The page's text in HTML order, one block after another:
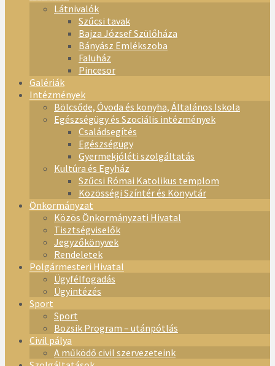
Látnivalók
Szűcsi tavak
Bajza József Szülőháza
Bányász Emlékszoba
Faluház
Pincesor
Galériák
Intézmények
Bölcsőde, Óvoda és konyha, Általános Iskola
Egészségügy és Szociális intézmények
Családsegítés
Egészségügy
Gyermekjóléti szolgáltatás
Kultúra és Egyház
Szűcsi Római Katolikus templom
Közösségi Színtér és Könyvtár
Önkormányzat
Közös Önkormányzati Hivatal
Tisztségviselők
Jegyzőkönyvek
Rendeletek
Polgármesteri Hivatal
Ügyfélfogadás
Ügyintézés
Sport
Sport
Bozsik Program – utánpótlás
Civil pálya
A működő civil szervezeteink